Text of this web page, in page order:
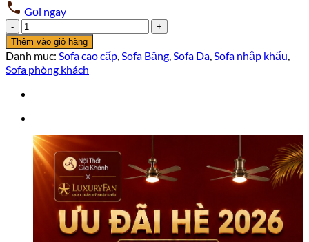
Gọi ngay
Sofa
Băng
Nhập
Khẩu
SF-
HY03
lượng
Thêm vào giỏ hàng
Danh mục: Sofa cao cấp,Sofa Băng,Sofa Da,Sofa nhập khẩu,
Sofa phòng khách